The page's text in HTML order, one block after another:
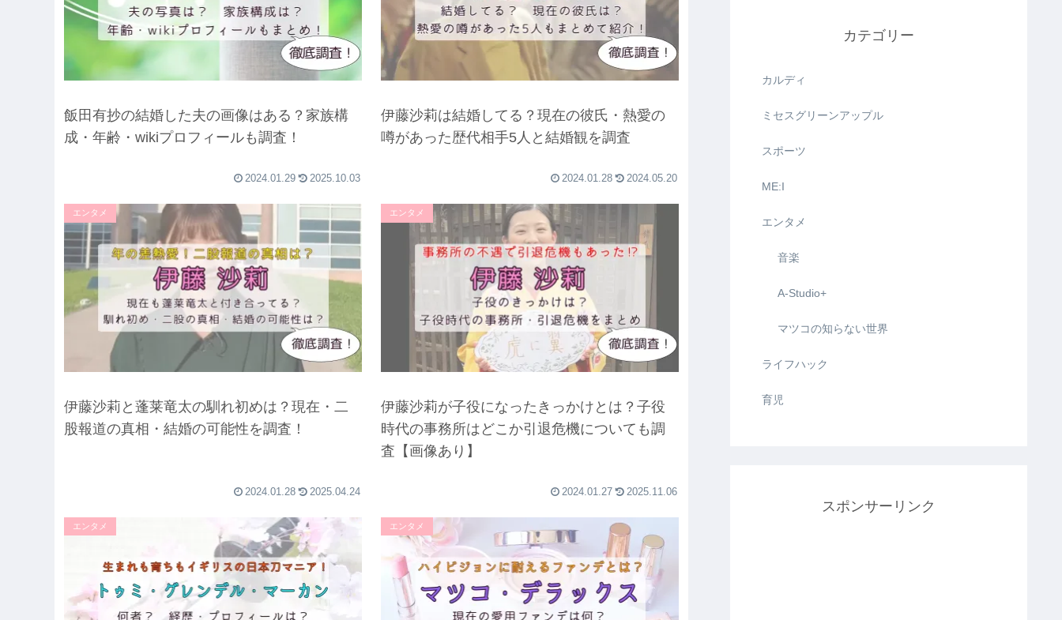
飯田有抄の結婚した夫の画像はある？家族構
成・年齢・wikiプロフィールも調査！
2024.01.29 2025.10.03
伊藤沙莉は結婚してる？現在の彼氏・熱愛の
噂があった歴代相手5人と結婚観を調査
2024.01.28 2024.05.20
エンタメ
伊藤沙莉と蓬莱竜太の馴れ初めは？現在・二
股報道の真相・結婚の可能性を調査！
2024.01.28 2025.04.24
エンタメ
伊藤沙莉が子役になったきっかけとは？子役
時代の事務所はどこか引退危機についても調
査【画像あり】
2024.01.27 2025.11.06
エンタメ エンタメ
カテゴリー
カルディ
ミセスグリーンアップル
スポーツ
ME:I
エンタメ
音楽
A-Studio+
マツコの知らない世界
ライフハック
育児
スポンサーリンク